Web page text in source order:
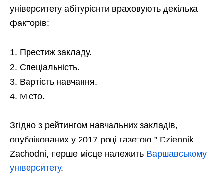
університету абітурієнти враховують декілька
факторів:
Престиж закладу.
Спеціальність.
Вартість навчання.
Місто.
Згідно з рейтингом навчальних закладів,
опублікованих у 2017 році газетою ” Dziennik
Zachodni, перше місце належить Варшавському
університету.